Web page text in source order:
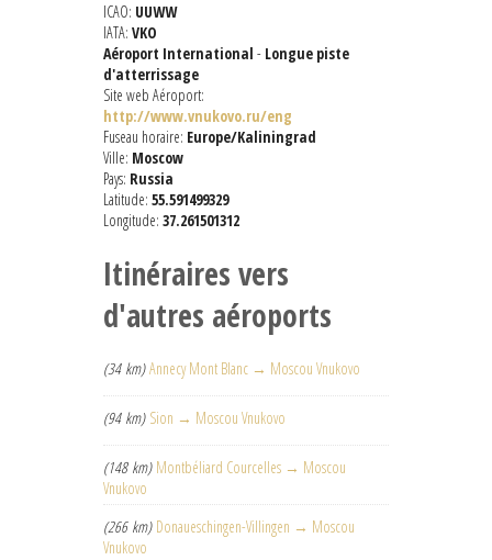
ICAO: UUWW
IATA: VKO
Aéroport International - Longue piste
d'atterrissage
Site web Aéroport:
http://www.vnukovo.ru/eng
Fuseau horaire: Europe/Kaliningrad
Ville: Moscow
Pays: Russia
Latitude: 55.591499329
Longitude: 37.261501312
Itinéraires vers
d'autres aéroports
(34 km) Annecy Mont Blanc → Moscou Vnukovo
(94 km) Sion → Moscou Vnukovo
(148 km) Montbéliard Courcelles → Moscou
Vnukovo
(266 km) Donaueschingen-Villingen → Moscou
Vnukovo